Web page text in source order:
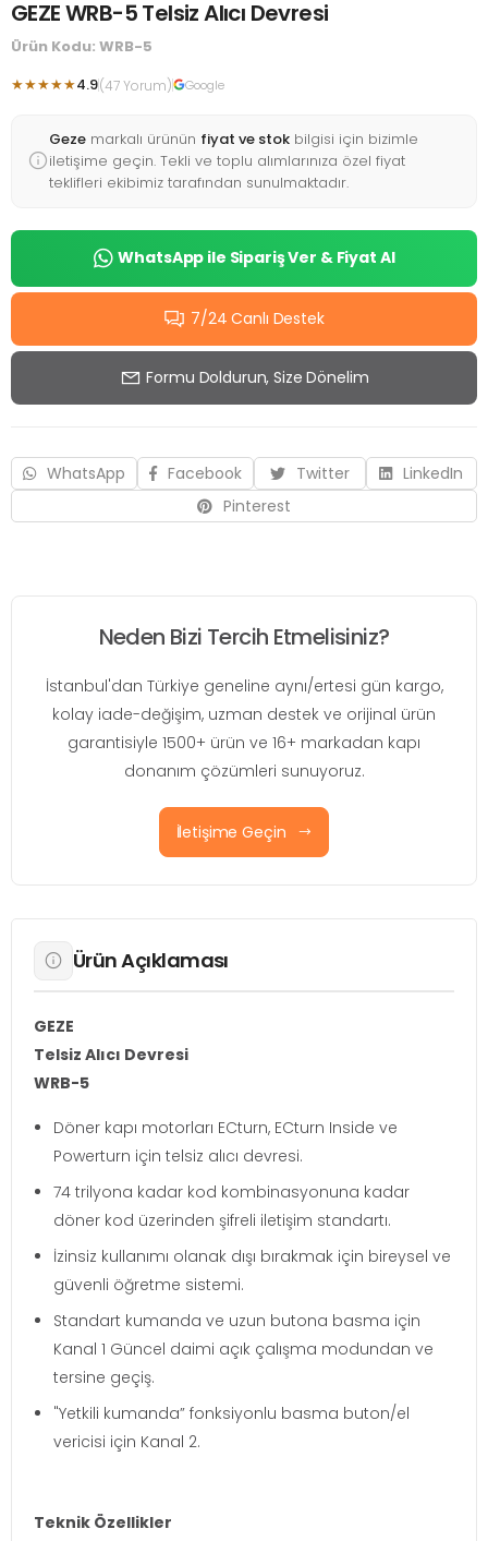
GEZE WRB-5 Telsiz Alıcı Devresi
Ürün Kodu: WRB-5
★★★★★4.9(47 Yorum) Google
Geze markalı ürünün fiyat ve stok bilgisi için bizimle
iletişime geçin. Tekli ve toplu alımlarınıza özel fiyat
teklifleri ekibimiz tarafından sunulmaktadır.
WhatsApp ile Sipariş Ver & Fiyat Al
7/24 Canlı Destek
Formu Doldurun, Size Dönelim
WhatsApp Facebook Twitter
LinkedIn
Pinterest
Neden Bizi Tercih Etmelisiniz?
İstanbul'dan Türkiye geneline aynı/ertesi gün kargo,
kolay iade-değişim, uzman destek ve orijinal ürün
garantisiyle 1500+ ürün ve 16+ markadan kapı
donanım çözümleri sunuyoruz.
İletişime Geçin
Ürün Açıklaması
GEZE
Telsiz Alıcı Devresi
WRB-5
Döner kapı motorları ECturn, ECturn Inside ve
Powerturn için telsiz alıcı devresi.
74 trilyona kadar kod kombinasyonuna kadar
döner kod üzerinden şifreli iletişim standartı.
İzinsiz kullanımı olanak dışı bırakmak için bireysel ve
güvenli öğretme sistemi.
Standart kumanda ve uzun butona basma için
Kanal 1 Güncel daimi açık çalışma modundan ve
tersine geçiş.
"Yetkili kumanda” fonksiyonlu basma buton/el
vericisi için Kanal 2.
Teknik Özellikler